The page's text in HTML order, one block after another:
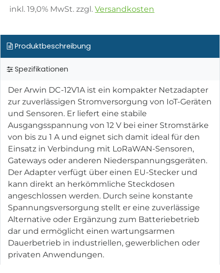
inkl.19,0% MwSt. zzgl.Versandkosten
Produktbeschreibung
Spezifikationen
Der Arwin DC-12V1A ist ein kompakter Netzadapter
zur zuverlässigen Stromversorgung von IoT-Geräten
und Sensoren. Er liefert eine stabile
Ausgangsspannung von 12 V bei einer Stromstärke
von bis zu 1 A und eignet sich damit ideal für den
Einsatz in Verbindung mit LoRaWAN-Sensoren,
Gateways oder anderen Niederspannungsgeräten.
Der Adapter verfügt über einen EU-Stecker und
kann direkt an herkömmliche Steckdosen
angeschlossen werden. Durch seine konstante
Spannungsversorgung stellt er eine zuverlässige
Alternative oder Ergänzung zum Batteriebetrieb
dar und ermöglicht einen wartungsarmen
Dauerbetrieb in industriellen, gewerblichen oder
privaten Anwendungen.